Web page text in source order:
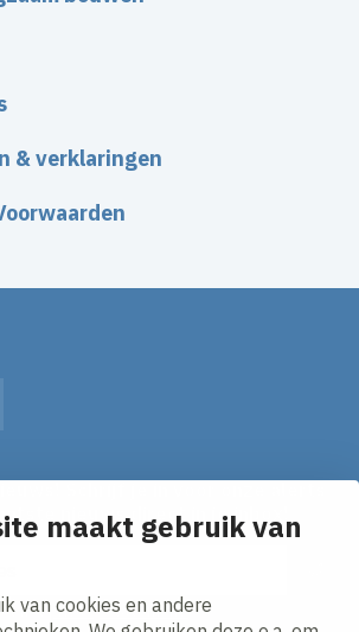
maakt gebruik van
van cookies en andere
& verklaringen
nieuws direct in je inbox!
hetprivacy statement.